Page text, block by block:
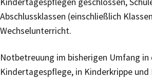
Abschlussklassen (einschließlich
Wechselunterricht.
Notbetreuung im bisherigen Umfang in
Kindertagespflege, in Kinderkrippe